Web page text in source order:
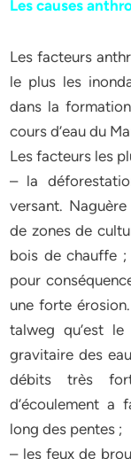
Les causes
Les facteurs
le plus les
dans la
cours d’eau du
Les facteurs les
– la
versant.
de zones de
bois de chauffe ;
pour
une forte
talweg qu’est le
gravitaire des
débits très
d’écoulement a
long des pentes ;
– les feux de